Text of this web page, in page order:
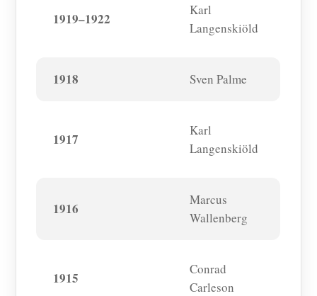
1919–1922
Karl
Langenskiöld
1918 Sven Palme
1917
Karl
Langenskiöld
1916
Marcus
Wallenberg
1915
Conrad
Carleson